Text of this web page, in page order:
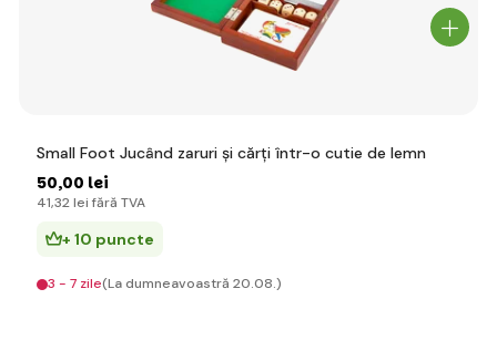
Small Foot Jucând zaruri și cărți într-o cutie de lemn
50,00 lei
41,32 lei fără TVA
+ 10 puncte
3 - 7 zile(La dumneavoastră 20.08.)